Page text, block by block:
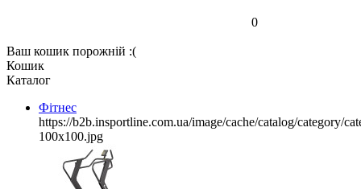
0
Ваш кошик порожній :(
Кошик
Каталог
Фітнес
https://b2b.insportline.com.ua/image/cache/catalog/category/
100x100.jpg